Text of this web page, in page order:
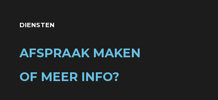
DIENSTEN
AFSPRAAK MAKEN
OF MEER INFO?